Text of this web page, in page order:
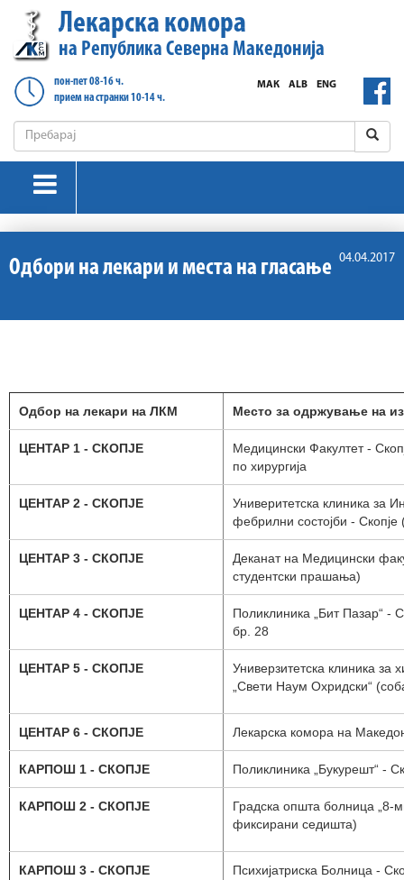
Лекарска комора
на Република Северна Македонија
пон-пет 08-16 ч.
прием на странки 10-14 ч.
ENG
ALB
МАК
04.04.2017
Одбори на лекари и места на гласање
Одбор на лекари на ЛКМ Место за одржување на
ЦЕНТАР 1 - СКОПЈЕ
Медицински Факултет -
по хирургија
ЦЕНТАР 2 - СКОПЈЕ
Универитетска клиника за
фебрилни состојби -
ЦЕНТАР 3 - СКОПЈЕ
Деканат на Медицински
студентски прашања)
ЦЕНТАР 4 - СКОПЈЕ
Поликлиника „Бит Пазар“ -
бр. 28
ЦЕНТАР 5 - СКОПЈЕ
Универзитетска клиника за
„Свети Наум Охридски“
ЦЕНТАР 6 - СКОПЈЕ Лекарска комора на
КАРПОШ 1 - СКОПЈЕ Поликлиника „Букурешт“ -
КАРПОШ 2 - СКОПЈЕ
Градска општа болница „8-
фиксирани седишта)
КАРПОШ 3 - СКОПЈЕ
Психијатриска Болница -